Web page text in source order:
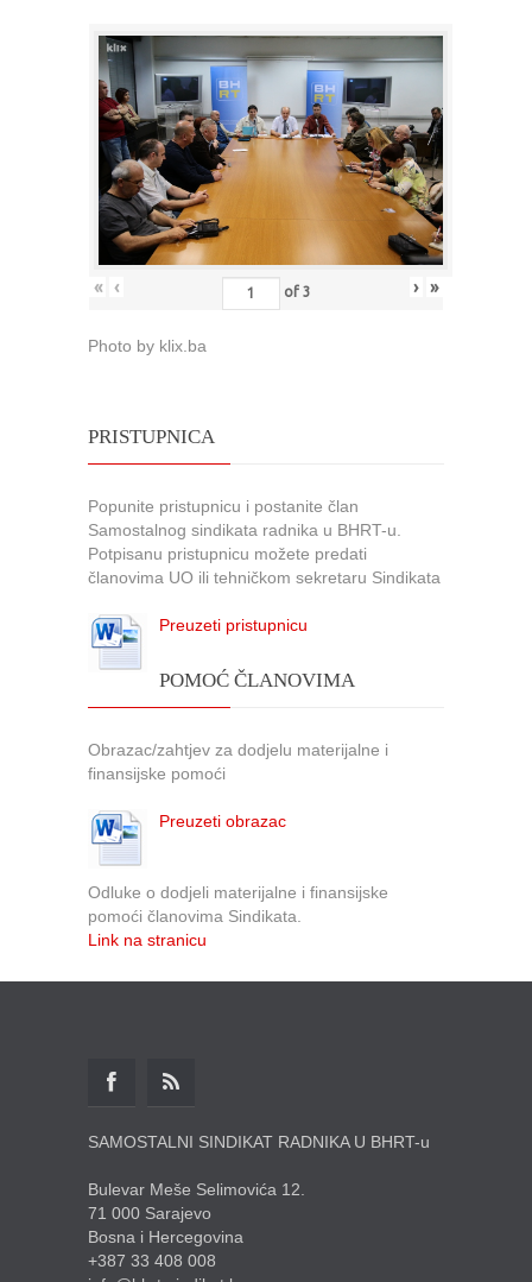
« ‹ of 3 › »
Photo by klix.ba
PRISTUPNICA
Popunite pristupnicu i postanite član
Samostalnog sindikata radnika u BHRT-u.
Potpisanu pristupnicu možete predati
članovima UO ili tehničkom sekretaru Sindikata
Preuzeti pristupnicu
POMOĆ ČLANOVIMA
Obrazac/zahtjev za dodjelu materijalne i
finansijske pomoći
Preuzeti obrazac
Odluke o dodjeli materijalne i finansijske
pomoći članovima Sindikata.
Link na stranicu
SAMOSTALNI SINDIKAT RADNIKA U BHRT-u
Bulevar Meše Selimovića 12.
71 000 Sarajevo
Bosna i Hercegovina
+387 33 408 008